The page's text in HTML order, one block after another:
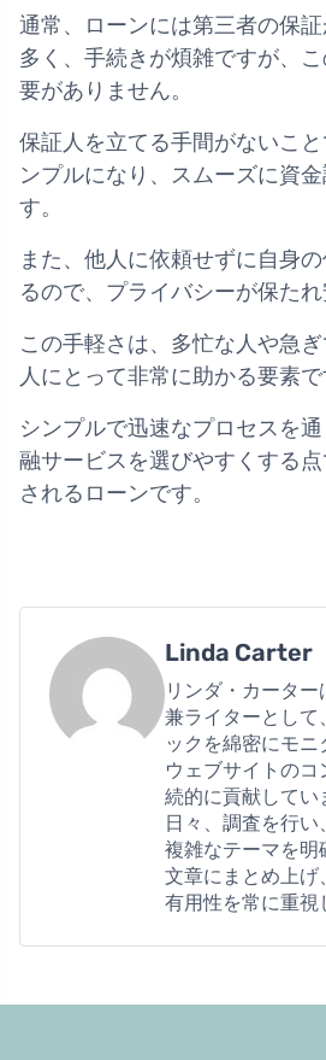
通常、ローンには第三者の保
多く、手続きが煩雑ですが、
要がありません。
保証人を立てる手間がないこ
ンプルになり、スムーズに資
す。
また、他人に依頼せずに自身
るので、プライバシーが保たれ
この手軽さは、多忙な人や急
人にとって非常に助かる要素で
シンプルで迅速なプロセスを
融サービスを選びやすくする
されるローンです。
Linda Carter
リンダ・カーター
兼ライターとして
ックを綿密にモ
ウェブサイトの
続的に貢献してい
日々、調査を行い
複雑なテーマを明
文章にまとめ上げ
有用性を常に重視